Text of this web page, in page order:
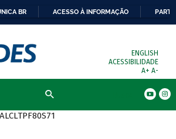
BR ACESSO À INFORMAÇÃO
ENGLISH
ACESSIBILIDADE
A+ A-